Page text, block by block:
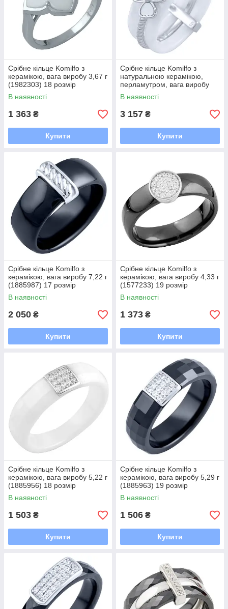
Срібне кільце Komilfo з
керамікою, вага виробу 3,67 г
(1982303) 18 розмір
В наявності
1 363 ₴
Купити
Срібне кільце Komilfo з
натуральною керамікою,
перламутром, вага виробу
6,25 г (1764879) 18 розмір
В наявності
3 157 ₴
Купити
Срібне кільце Komilfo з
керамікою, вага виробу 7,22 г
(1885987) 17 розмір
В наявності
2 050 ₴
Купити
Срібне кільце Komilfo з
керамікою, вага виробу 4,33 г
(1577233) 19 розмір
В наявності
1 373 ₴
Купити
Срібне кільце Komilfo з
керамікою, вага виробу 5,22 г
(1885956) 18 розмір
В наявності
1 503 ₴
Купити
Срібне кільце Komilfo з
керамікою, вага виробу 5,29 г
(1885963) 19 розмір
В наявності
1 506 ₴
Купити